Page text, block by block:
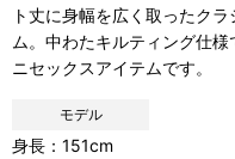
ト丈に身幅を広く取ったク
ム。中わたキルティング仕
ニセックスアイテムです。
モデル
身長：151cm